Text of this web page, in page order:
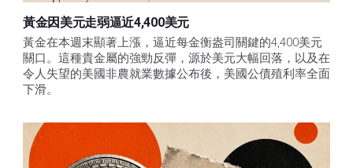
黃金因美元走弱逼近4,400美元
黃金在本週末顯著上漲，逼近每金衡盎司關鍵的4,400美元
關口。這種貴金屬的強勁反彈，源於美元大幅回落，以及在
令人失望的美國非農就業數據公布後，美國公債殖利率全面
下滑。